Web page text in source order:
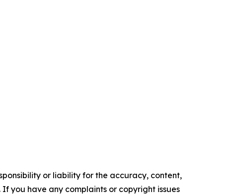
or liability for the accuracy, content,
you have any complaints or copyright issues